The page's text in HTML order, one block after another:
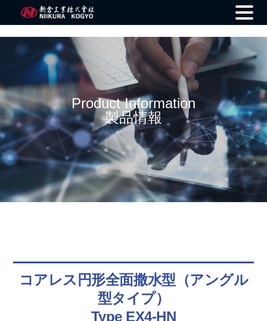
Product Information
製品情報
コアレス円形全面撒水型（アングル
型タイプ）
Type EX4-HN